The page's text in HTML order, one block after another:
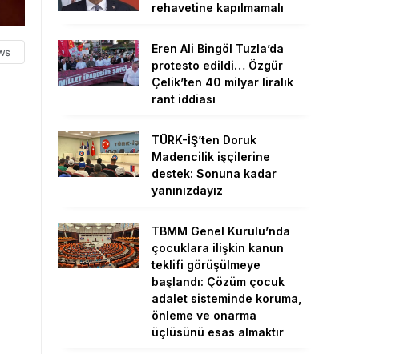
rehavetine kapılmamalı
Eren Ali Bingöl Tuzla’da
protesto edildi… Özgür
Çelik’ten 40 milyar liralık
rant iddiası
TÜRK-İŞ’ten Doruk
Madencilik işçilerine
destek: Sonuna kadar
yanınızdayız
TBMM Genel Kurulu’nda
çocuklara ilişkin kanun
teklifi görüşülmeye
başlandı: Çözüm çocuk
adalet sisteminde koruma,
önleme ve onarma
üçlüsünü esas almaktır